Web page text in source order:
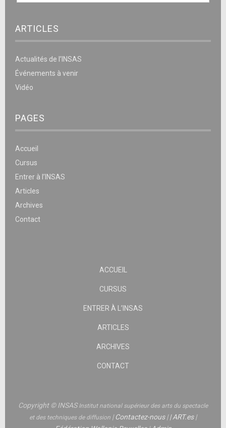
ARTICLES
Actualités de l’INSAS
Événements à venir
Vidéo
PAGES
Accueil
Cursus
Entrer à l’INSAS
Articles
Archives
Contact
ACCUEIL
CURSUS
ENTRER À L’INSAS
ARTICLES
ARCHIVES
CONTACT
Copyright © INSASInstitut national supérieur des arts du spectacle
et des techniques de diffusion |Contactez-nous||ART.es|